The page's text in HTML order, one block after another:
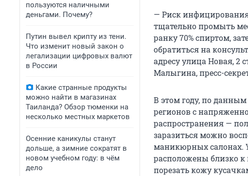
пользуются наличными
деньгами. Почему?
Путин вывел крипту из тени.
Что изменит новый закон о
легализации цифровых валют
в России
Какие странные продукты
можно найти в магазинах
Таиланда? Обзор тюменки на
несколько местных маркетов
Осенние каникулы станут
дольше, а зимние сократят в
новом учебном году: в чём
дело
— Риск
тщательно промыть
ранку 70% спиртом,
обратиться на
адресу улица Новая, 2
Малыгина, пресс-
В этом году, по
регионов с
распространения —
заразиться можно
маникюрных салонах.
расположены близко
порезать кожу